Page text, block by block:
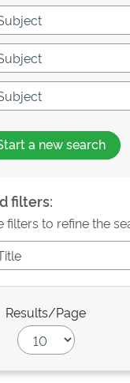
a new search
filters:
filters to refine the
Results/Page